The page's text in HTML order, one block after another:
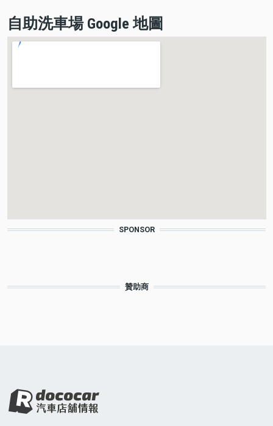
自助洗車場 Google 地圖
SPONSOR
贊助商